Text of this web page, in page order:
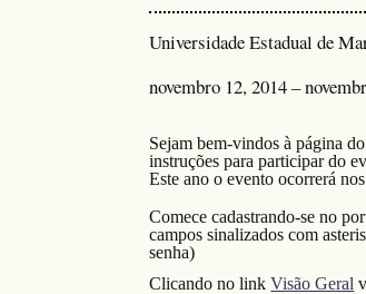
Universidade Estadual de
novembro 12, 2014 –
Sejam bem-vindos à página
instruções para participar do
Este ano o evento ocorrerá
Comece cadastrando-se no
campos sinalizados com
senha)
Clicando no linkVisão Geral